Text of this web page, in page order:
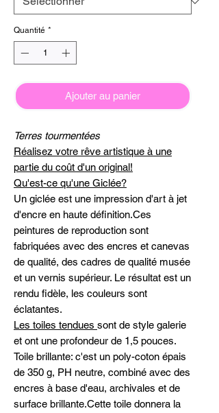
Quantité *
Ajouter au panier
Terres tourmentées
Réalisez votre rêve artistique à une
partie du coût d'un original!
Qu'est-ce qu'une Giclée?
Un giclée est une impression d'art à jet
d'encre en haute définition.Ces
peintures de reproduction sont
fabriquées avec des encres et canevas
de qualité, des cadres de qualité musée
et un vernis supérieur. Le résultat est un
rendu fidèle, les couleurs sont
éclatantes.
Les toiles tendues sont de style galerie
et ont une profondeur de 1,5 pouces.
Toile brillante: c'est un poly-coton épais
de 350 g, PH neutre, combiné avec des
encres à base d'eau, archivales et de
surface brillante.Cette toile donnera la